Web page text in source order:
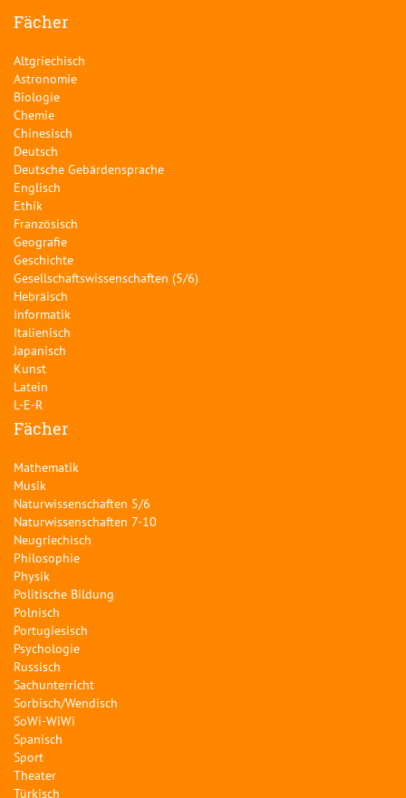
Fächer
Altgriechisch
Astronomie
Biologie
Chemie
Chinesisch
Deutsch
Deutsche Gebärdensprache
Englisch
Ethik
Französisch
Geografie
Geschichte
Gesellschaftswissenschaften (5/6)
Hebräisch
Informatik
Italienisch
Japanisch
Kunst
Latein
L-E-R
Fächer
Mathematik
Musik
Naturwissenschaften 5/6
Naturwissenschaften 7-10
Neugriechisch
Philosophie
Physik
Politische Bildung
Polnisch
Portugiesisch
Psychologie
Russisch
Sachunterricht
Sorbisch/Wendisch
SoWi-WiWi
Spanisch
Sport
Theater
Türkisch